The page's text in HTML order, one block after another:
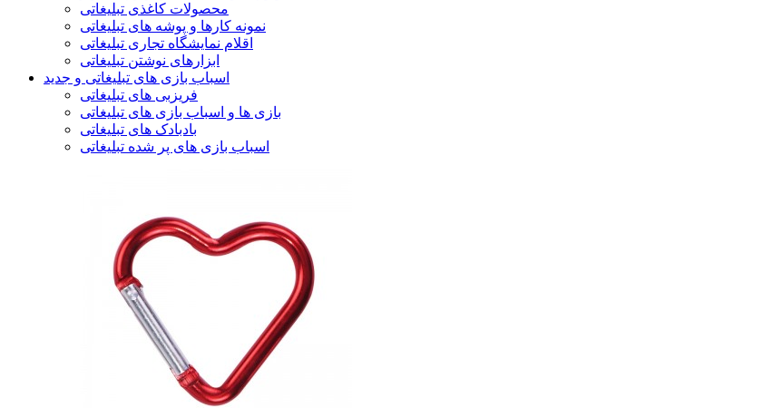
محصولات کاغذی تبلیغاتی
نمونه کارها و پوشه های تبلیغاتی
اقلام نمایشگاه تجاری تبلیغاتی
ابزارهای نوشتن تبلیغاتی
اسباب بازی های تبلیغاتی و جدید
فریزبی های تبلیغاتی
بازی ها و اسباب بازی های تبلیغاتی
بادبادک های تبلیغاتی
اسباب بازی های پر شده تبلیغاتی